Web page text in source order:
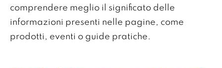
comprendere meglio il significato delle
informazioni presenti nelle pagine, come
prodotti, eventi o guide pratiche.